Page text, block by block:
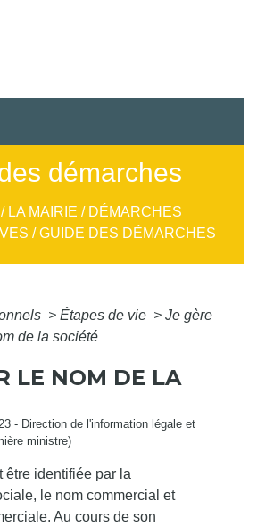
démarches
/ LA MAIRIE / DÉMARCHES
/GUIDE DES DÉMARCHES
> Étapes de vie > Je gère
de la société
LE NOM DE LA
- Direction de l'information légale et
ministre)
être identifiée par la
le nom commercial et
Au cours de son